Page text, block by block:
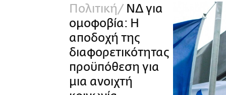
European Lifo
Πολιτική
ΝΔ για
ομοφοβία: Η
αποδοχή της
διαφορετικότητας
προϋπόθεση για
μια ανοιχτή